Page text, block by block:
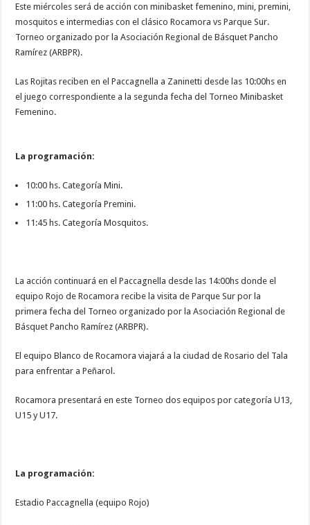
Este miércoles será de acción con minibasket femenino, mini, premini,
mosquitos e intermedias con el clásico Rocamora vs Parque Sur.
Torneo organizado por la Asociación Regional de Básquet Pancho
Ramírez (ARBPR).
Las Rojitas reciben en el Paccagnella a Zaninetti desde las 10:00hs en
el juego correspondiente a la segunda fecha del Torneo Minibasket
Femenino.
La programación:
10:00 hs. Categoría Mini.
11:00 hs. Categoría Premini.
11:45 hs. Categoría Mosquitos.
La acción continuará en el Paccagnella desde las 14:00hs donde el
equipo Rojo de Rocamora recibe la visita de Parque Sur por la
primera fecha del Torneo organizado por la Asociación Regional de
Básquet Pancho Ramírez (ARBPR).
El equipo Blanco de Rocamora viajará a la ciudad de Rosario del Tala
para enfrentar a Peñarol.
Rocamora presentará en este Torneo dos equipos por categoría U13,
U15 y U17.
La programación:
Estadio Paccagnella (equipo Rojo)